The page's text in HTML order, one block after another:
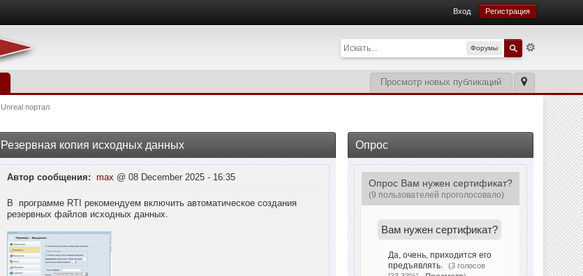
Вход Регистрация
Форумы
Просмотр новых публикаций
Unreal портал
Резервная копия исходных данных
Автор сообщения: max @ 08 December 2025 - 16:35
В программе RTI рекомендуем включить автоматическое создания
резервных файлов исходных данных.
Опрос
Опрос Вам нужен сертификат?
(9 пользователей проголосовало)
Вам нужен сертификат?
Да, очень, приходится его
предъявлять.
(3 голосов